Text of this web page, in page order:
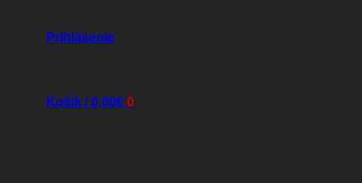
Prihlásenie
Košík /0,00€ 0